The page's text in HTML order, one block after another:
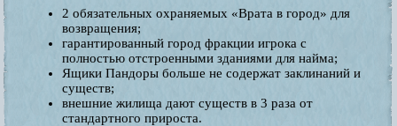
2 обязательных охраняемых «Врата в город» для
возвращения;
гарантированный город фракции игрока с
полностью отстроенными зданиями для найма;
Ящики Пандоры больше не содержат заклинаний и
существ;
внешние жилища дают существ в 3 раза от
стандартного прироста.